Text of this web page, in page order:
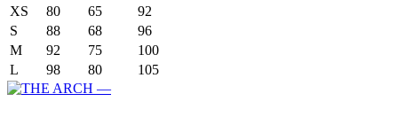
XS
80 65
92
S
88 68
96
M
92 75
100
L
98 80 105